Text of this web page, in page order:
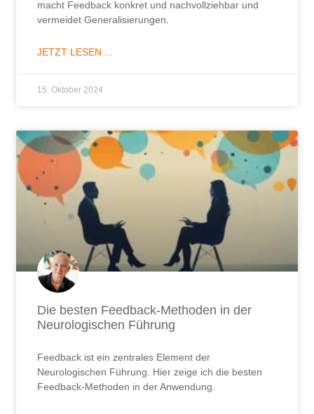
macht Feedback konkret und nachvollziehbar und
vermeidet Generalisierungen.
JETZT LESEN ...
15. Oktober 2024
Die besten Feedback-Methoden in der
Neurologischen Führung
Feedback ist ein zentrales Element der
Neurologischen Führung. Hier zeige ich die besten
Feedback-Methoden in der Anwendung.